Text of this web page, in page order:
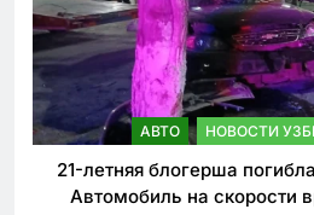
АВТО НОВОСТИ
21-летняя блогерша
Автомобиль на скорости